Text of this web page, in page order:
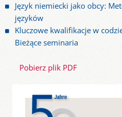
Język niemiecki jako obcy:
języków
Kluczowe kwalifikacje w
Bieżące seminaria
Pobierz plik PDF